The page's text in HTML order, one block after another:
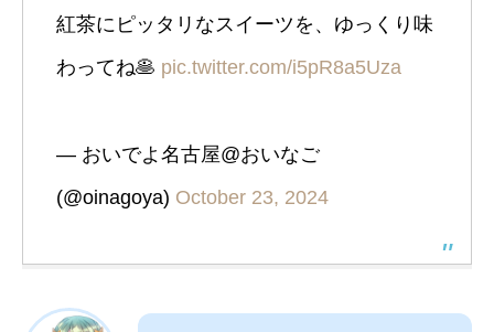
紅茶にピッタリなスイーツを、ゆっくり味
わってね🥞 pic.twitter.com/i5pR8a5Uza
— おいでよ名古屋@おいなご
(@oinagoya) October 23, 2024